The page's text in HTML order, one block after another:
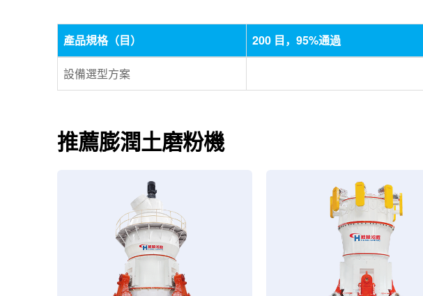
產品規格（目）
200 目，95%通過
設備選型方案
推薦膨潤土磨粉機